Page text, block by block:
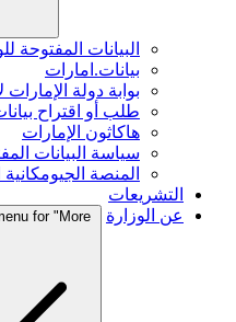
البيانات المفتوحة
بيانات.امارات
بوابة دولة
طلب أو اقتراح
هاكاثون الإمارات
سياسة البيانات
المنصة الجيومكانية
التشريعات
عن الوزارة
for "More"